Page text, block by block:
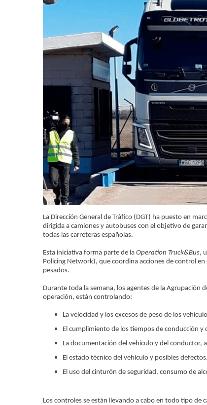
La Dirección General de Tráfico (DGT) ha puesto en
dirigida a camiones y autobuses con el objetivo de
todas las carreteras españolas.
Esta iniciativa forma parte de la Operation Truck&Bus,
Policing Network), que coordina acciones de control
pesados.
Durante toda la semana, los agentes de la Agrupación
operación, están controlando:
La velocidad y los excesos de peso de los
El cumplimiento de los tiempos de conducción y
La documentación del vehículo y del conductor,
El estado técnico del vehículo y posibles defectos.
El uso del cinturón de seguridad, consumo de
Los controles se están llevando a cabo en todo tipo de